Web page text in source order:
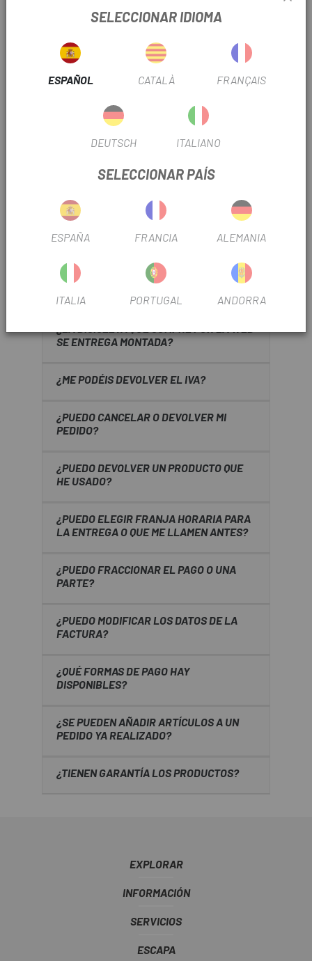
CON LA TIENDA?
¿COMO SE TRAMITA LA GARANTÍA?
¿CON QUÉ EMPRESAS DE TRANSPORTE
TRABAJÁIS?
¿CUÁLES SON LOS PLAZOS DE ENTREGA?
SE ENTREGA MONTADA?
¿ME PODÉIS DEVOLVER EL IVA?
¿PUEDO CANCELAR O DEVOLVER MI
PEDIDO?
¿PUEDO DEVOLVER UN PRODUCTO QUE
HE USADO?
¿PUEDO ELEGIR FRANJA HORARIA PARA
LA ENTREGA O QUE ME LLAMEN ANTES?
¿PUEDO FRACCIONAR EL PAGO O UNA
PARTE?
¿PUEDO MODIFICAR LOS DATOS DE LA
FACTURA?
¿QUÉ FORMAS DE PAGO HAY
DISPONIBLES?
¿SE PUEDEN AÑADIR ARTÍCULOS A UN
PEDIDO YA REALIZADO?
¿TIENEN GARANTÍA LOS PRODUCTOS?
EXPLORAR
INFORMACIÓN
SERVICIOS
ESCAPA
SELECCIONAR IDIOMA
ESPAÑOL CATALÀ FRANÇAIS
DEUTSCH ITALIANO
SELECCIONAR PAÍS
ESPAÑA FRANCIA ALEMANIA
ITALIA PORTUGAL ANDORRA